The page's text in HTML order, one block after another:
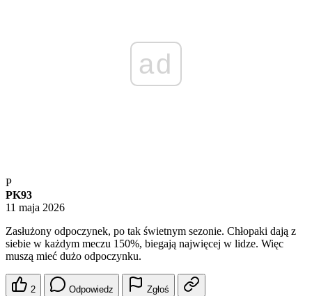
ad
P
PK93
11 maja 2026
Zasłużony odpoczynek, po tak świetnym sezonie. Chłopaki dają z
siebie w każdym meczu 150%, biegają najwięcej w lidze. Więc
muszą mieć dużo odpoczynku.
2 Odpowiedz Zgłoś